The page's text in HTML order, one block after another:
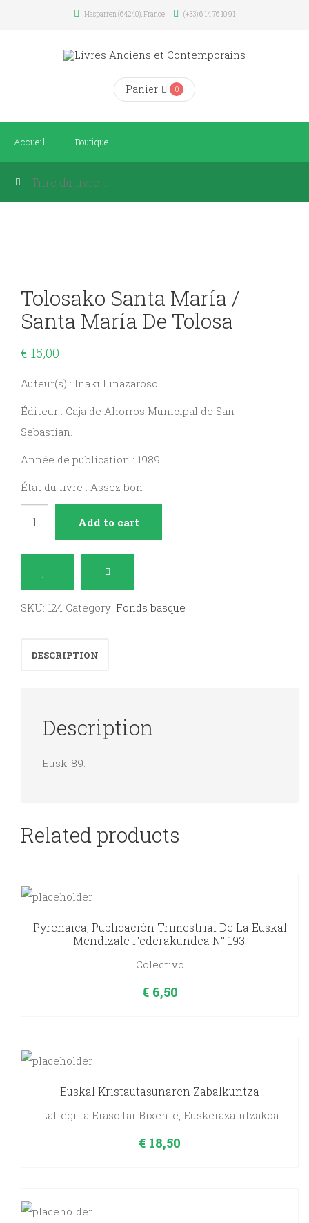
Hasparren (64240), France (+33) 6 14 76 10 91
Panier 0
Accueil Boutique
Tolosako Santa María /
Santa María De Tolosa
€ 15,00
Auteur(s) : Iñaki Linazaroso
Éditeur : Caja de Ahorros Municipal de San
Sebastian.
Année de publication : 1989
État du livre : Assez bon
María
Tolosa
Add to cart
SKU: 124 Category: Fonds basque
DESCRIPTION
Description
Eusk-89.
Related products
Pyrenaica, Publicación Trimestrial De La Euskal
Mendizale Federakundea N° 193.
Colectivo
€6,50
Euskal Kristautasunaren Zabalkuntza
Latiegi ta Eraso'tar Bixente, Euskerazaintzakoa
€ 18,50